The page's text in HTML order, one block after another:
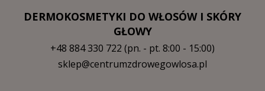
DERMOKOSMETYKI DO WŁOSÓW I SKÓRY
GŁOWY
+48 884 330 722 (pn. - pt. 8:00 - 15:00)
sklep@centrumzdrowegowlosa.pl